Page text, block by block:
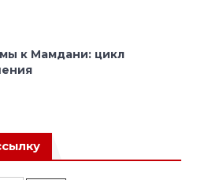
к Мамдани: цикл